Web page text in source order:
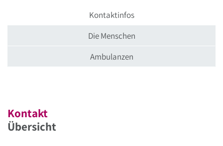
Kontaktinfos
Die Menschen
Ambulanzen
Kontakt
Übersicht